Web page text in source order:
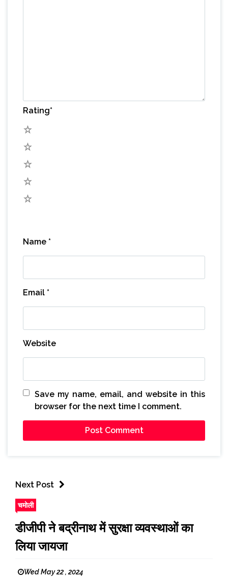
Rating*
Name *
Email *
Website
Save my name, email, and website in this
browser for the next time I comment.
Next Post
चमोली
डीजीपी ने बद्रीनाथ में सुरक्षा व्यवस्थाओं का
लिया जायजा
Wed May 22 , 2024